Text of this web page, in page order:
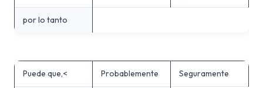
por lo tanto
Puede que,< Probablemente Seguramente